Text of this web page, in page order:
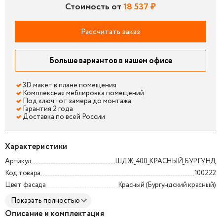
Стоимость от18 537 ₽
Рассчитать заказ
Больше вариантов в нашем офисе
3D макет в плане помещения
Комплексная меблировка помещений
Под ключ - от замера до монтажа
Гарантия 2 года
Доставка по всей России
Характеристики
Артикул
ШДЖ_400_КРАСНЫЙ_БУРГУНД
Код товара
100222
Цвет фасада
Красный (Бургундский красный)
Показать полностью
Описание и комплектация